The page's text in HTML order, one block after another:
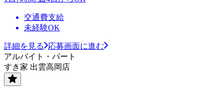
交通費支給
未経験OK
詳細を見る
応募画面に進む
アルバイト・パート
すき家 出雲高岡店